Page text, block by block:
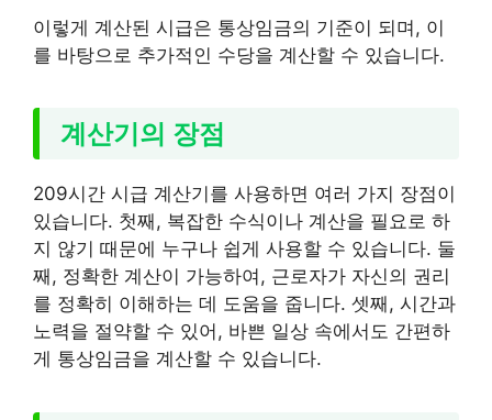
이렇게 계산된 시급은 통상임금의 기준이 되며, 이
를 바탕으로 추가적인 수당을 계산할 수 있습니다.
계산기의 장점
209시간 시급 계산기를 사용하면 여러 가지 장점이
있습니다. 첫째, 복잡한 수식이나 계산을 필요로 하
지 않기 때문에 누구나 쉽게 사용할 수 있습니다. 둘
째, 정확한 계산이 가능하여, 근로자가 자신의 권리
를 정확히 이해하는 데 도움을 줍니다. 셋째, 시간과
노력을 절약할 수 있어, 바쁜 일상 속에서도 간편하
게 통상임금을 계산할 수 있습니다.